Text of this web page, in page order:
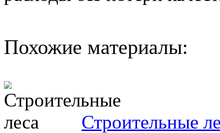
Похожие материалы:
Строительные